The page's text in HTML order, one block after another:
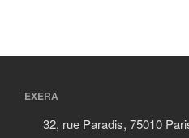
EXERA
32, rue Paradis, 75010